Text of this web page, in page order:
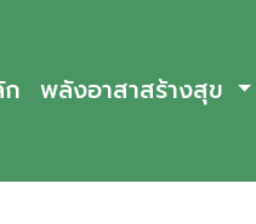
พลังอาสาสร้างสุข